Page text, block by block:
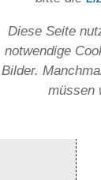
Diese Seite
notwendige
Bilder.
müssen